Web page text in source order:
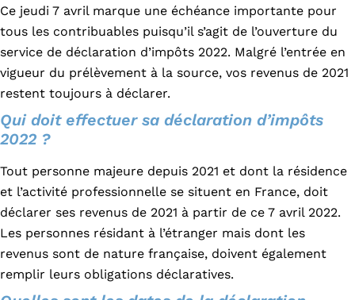
Ce jeudi 7 avril marque une échéance importante pour
tous les contribuables puisqu’il s’agit de l’ouverture du
service de déclaration d’impôts 2022. Malgré l’entrée en
vigueur du prélèvement à la source, vos revenus de 2021
restent toujours à déclarer.
Qui doit effectuer sa déclaration d’impôts
2022 ?
Tout personne majeure depuis 2021 et dont la résidence
et l’activité professionnelle se situent en France, doit
déclarer ses revenus de 2021 à partir de ce 7 avril 2022.
Les personnes résidant à l’étranger mais dont les
revenus sont de nature française, doivent également
remplir leurs obligations déclaratives.